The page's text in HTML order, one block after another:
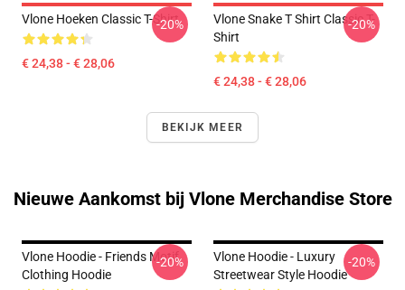
Vlone Hoeken Classic T-Shirt
€ 24,38 - € 28,06
-20%
Vlone Snake T Shirt Classic T-
Shirt
€ 24,38 - € 28,06
-20%
BEKIJK MEER
Nieuwe Aankomst bij Vlone Merchandise Store
Vlone Hoodie - Friends Motif
Clothing Hoodie
-20%
Vlone Hoodie - Luxury
Streetwear Style Hoodie
-20%